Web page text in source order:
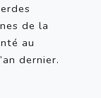
de la
au
dernier.